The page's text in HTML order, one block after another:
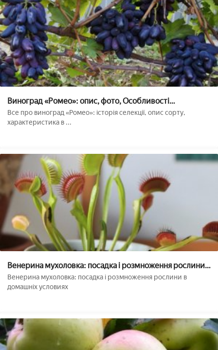
Виноград «Ромео»: опис, фото, Особливості
вирощування сорту
Все про виноград «Ромео»: історія селекції, опис сорту,
характеристика в ...
Венерина мухоловка: посадка і розмноження рослини в
домашніх умовах
Венерина мухоловка: посадка і розмноження рослини в
домашніх условиях